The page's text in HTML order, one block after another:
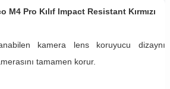
Pro Kılıf Impact Resistant Kırmızı
kamera lens koruyucu dizaynı
tamamen korur.